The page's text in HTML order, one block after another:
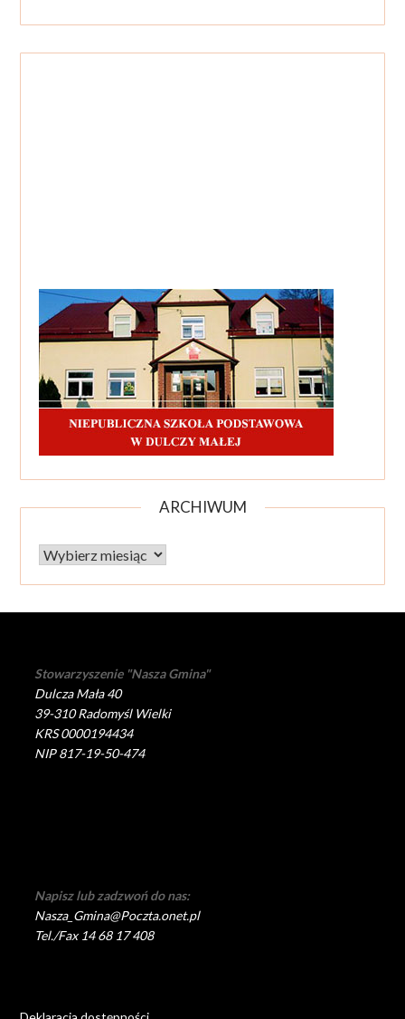
ARCHIWUM
Archiwum
Stowarzyszenie "Nasza Gmina"
Dulcza Mała 40
39-310 Radomyśl Wielki
KRS 0000194434
NIP 817-19-50-474
Napisz lub zadzwoń do nas:
Nasza_Gmina@Poczta.onet.pl
Tel./Fax 14 68 17 408